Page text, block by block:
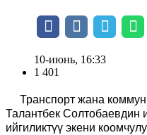
10-июнь, 16:33
1 401
Транспорт жана
Талантбек Солтобаевдин
ийгиликтүү экени